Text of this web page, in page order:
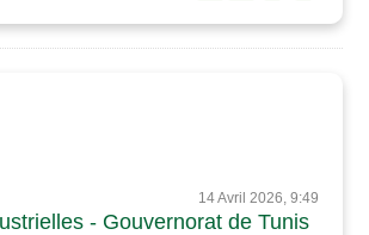
14 Avril 2026, 9:49
- Gouvernorat de Tunis